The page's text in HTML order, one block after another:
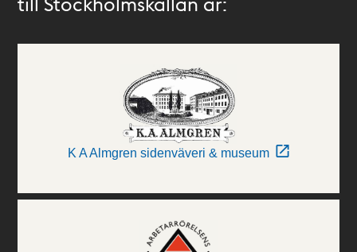
K A Almgren sidenväveri & museum